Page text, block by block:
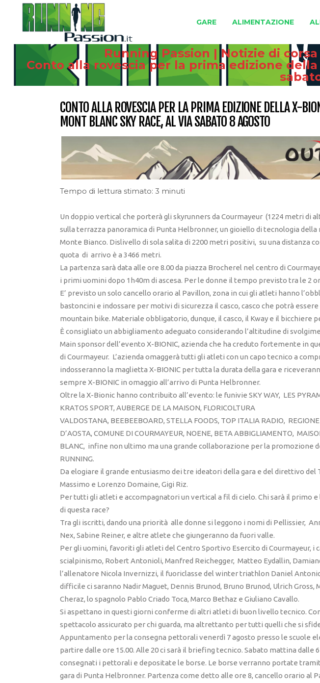
GARE ALIMENTAZIONE
Running Passion | Notizie di
Conto alla rovescia per la prima edizione della
CONTO ALLA ROVESCIA PER LA PRIMA EDIZIONE DELLA X-
MONT BLANC SKY RACE, AL VIA SABATO 8 AGOSTO
Tempo di lettura stimato: 3 minuti
Un doppio vertical che porterà gli skyrunners da Courmayeur (1224 metri di
sulla terrazza panoramica di Punta Helbronner, un gioiello di tecnologia della
Monte Bianco. Dislivello di sola salita di 2200 metri positivi, su una distanza
quota di arrivo è a 3466 metri.
La partenza sarà data alle ore 8.00 da piazza Brocherel nel centro di
i primi uomini dopo 1h40m di ascesa. Per le donne il tempo previsto tra le 2
E’ previsto un solo cancello orario al Pavillon, zona in cui gli atleti hanno
bastoncini e indossare per motivi di sicurezza il casco, casco che potrà essere
mountain bike. Materiale obbligatorio, dunque, il casco, il Kway e il bicchiere
È consigliato un abbigliamento adeguato considerando l’altitudine di
Main sponsor dell’evento X-BIONIC, azienda che ha creduto fortemente in
di Courmayeur. L’azienda omaggerà tutti gli atleti con un capo tecnico a
indosseranno la maglietta X-BIONIC per tutta la durata della gara e
sempre X-BIONIC in omaggio all’arrivo di Punta Helbronner.
Oltre la X-Bionic hanno contribuito all’evento: le funivie SKY WAY, LES
KRATOS SPORT, AUBERGE DE LA MAISON, FLORICOLTURA
VALDOSTANA, BEEBEEBOARD, STELLA FOODS, TOP ITALIA RADIO,
D’AOSTA, COMUNE DI COURMAYEUR, NOENE, BETA ABBIGLIAMENTO,
BLANC, infine non ultimo ma una grande collaborazione per la promozione
RUNNING.
Da elogiare il grande entusiasmo dei tre ideatori della gara e del direttivo del
Massimo e Lorenzo Domaine, Gigi Riz.
Per tutti gli atleti e accompagnatori un vertical a fil di cielo. Chi sarà il primo e
di questa race?
Tra gli iscritti, dando una priorità alle donne si leggono i nomi di Pellissier,
Nex, Sabine Reiner, e altre atlete che giungeranno da fuori valle.
Per gli uomini, favoriti gli atleti del Centro Sportivo Esercito di Courmayeur, i
scialpinismo, Robert Antonioli, Manfred Reichegger, Matteo Eydallin,
l’allenatore Nicola Invernizzi, il fuoriclasse del winter triathlon Daniel
difficile ci saranno Nadir Maguet, Dennis Brunod, Bruno Brunod, Ulrich Gross,
Cheraz, lo spagnolo Pablo Criado Toca, Marco Bethaz e Giuliano Cavallo.
Si aspettano in questi giorni conferme di altri atleti di buon livello tecnico.
spettacolo assicurato per chi guarda, ma altrettanto per tutti quelli che si
Appuntamento per la consegna pettorali venerdì 7 agosto presso le scuole
partire dalle ore 15.00. Alle 20 ci sarà il briefing tecnico. Sabato mattina dalle
consegnati i pettorali e depositate le borse. Le borse verranno portate
gara di Punta Helbronner. Partenza come detto alle ore 8, cancello orario al